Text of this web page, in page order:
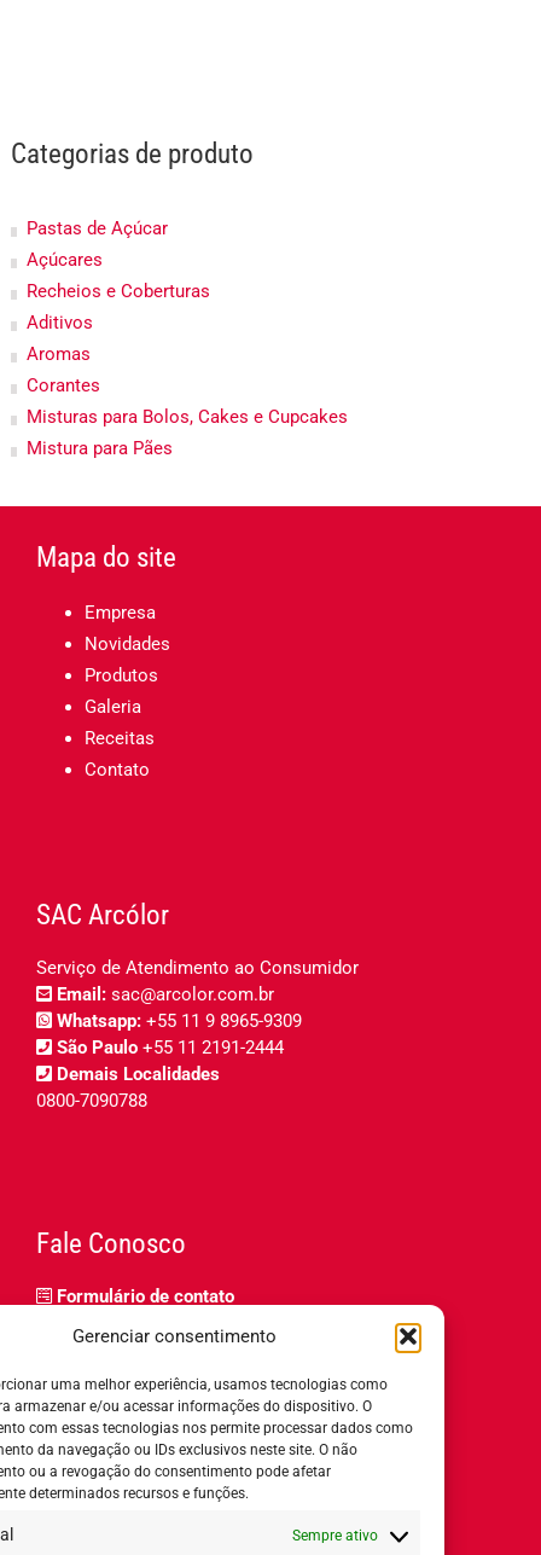
Gerenciar consentimento
uma melhor experiência, usamos tecnologias como
armazenar e/ou acessar informações do dispositivo. O
com essas tecnologias nos permite processar dados como
da navegação ou IDs exclusivos neste site. O não
ou a revogação do consentimento pode afetar
determinados recursos e funções.
Sempre ativo
Categorias de produto
Pastas de Açúcar
Açúcares
Recheios e Coberturas
Aditivos
Aromas
Corantes
Misturas para Bolos, Cakes e Cupcakes
Mistura para Pães
Mapa do site
Empresa
Novidades
Produtos
Galeria
Receitas
Contato
SAC Arcólor
Serviço de Atendimento ao Consumidor
Email: sac@arcolor.com.br
Whatsapp: +55 11 9 8965-9309
São Paulo +55 11 2191-2444
Demais Localidades
0800-7090788
Fale Conosco
Formulário de contato
Relatório de igualdade salarial
Horário de Atendimento:
8h ás 18h